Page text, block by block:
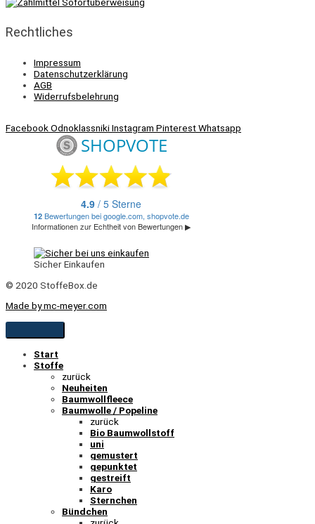
Rechtliches
Impressum
Datenschutzerklärung
AGB
Widerrufsbelehrung
FacebookOdnoklassnikiInstagram PinterestWhatsapp
Sicher Einkaufen
© 2020 StoffeBox.de
Made by mc-meyer.com
Start
Stoffe
zurück
Neuheiten
Baumwollfleece
Baumwolle / Popeline
zurück
Bio Baumwollstoff
uni
gemustert
gepunktet
gestreift
Karo
Sternchen
Bündchen